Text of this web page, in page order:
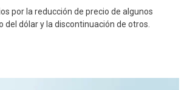
por la reducción de precio de algunos
del dólar y la discontinuación de otros.